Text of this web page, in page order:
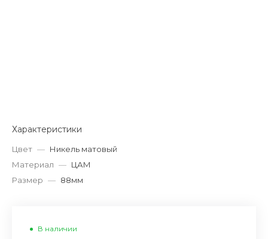
Характеристики
Цвет — Никель матовый
Материал — ЦАМ
Размер — 88мм
В наличии